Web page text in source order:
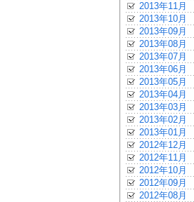
2013年11月
2013年10月
2013年09月
2013年08月
2013年07月
2013年06月
2013年05月
2013年04月
2013年03月
2013年02月
2013年01月
2012年12月
2012年11月
2012年10月
2012年09月
2012年08月